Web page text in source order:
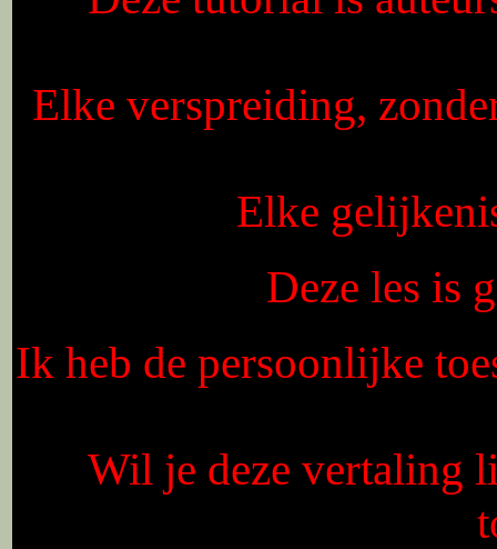
Elke verspreiding,
Elke
Deze les is
Ik heb de persoonlijke
Wil je deze vertaling